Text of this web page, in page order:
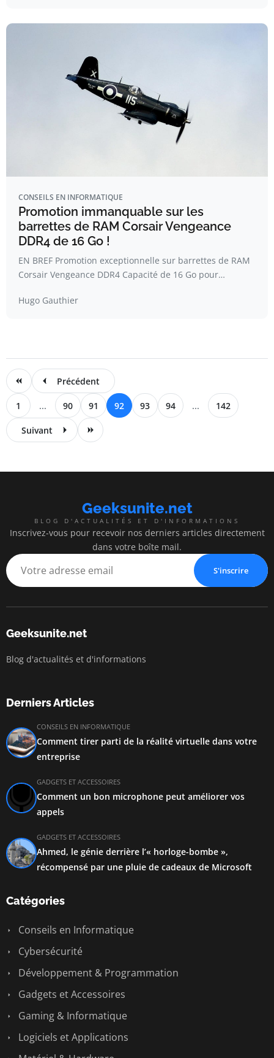
CONSEILS EN INFORMATIQUE
Promotion immanquable sur les
barrettes de RAM Corsair Vengeance
DDR4 de 16 Go !
EN BREF Promotion exceptionnelle sur barrettes de RAM
Corsair Vengeance DDR4 Capacité de 16 Go pour…
Hugo Gauthier
Précédent
1 ... 90 91 92 93 94 ... 142
Suivant
Geeksunite.net
BLOG D'ACTUALITÉS ET D'INFORMATIONS
Inscrivez-vous pour recevoir nos derniers articles directement
dans votre boîte mail.
S'inscrire
Geeksunite.net
Blog d'actualités et d'informations
Derniers Articles
CONSEILS EN INFORMATIQUE
Comment tirer parti de la réalité virtuelle dans votre
entreprise
GADGETS ET ACCESSOIRES
Comment un bon microphone peut améliorer vos
appels
GADGETS ET ACCESSOIRES
Ahmed, le génie derrière l’« horloge-bombe »,
récompensé par une pluie de cadeaux de Microsoft
Catégories
Conseils en Informatique
Cybersécurité
Développement & Programmation
Gadgets et Accessoires
Gaming & Informatique
Logiciels et Applications